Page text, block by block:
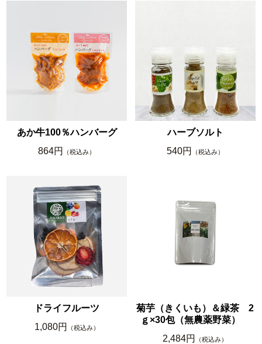
あか牛100％ハンバーグ
864円
（税込み）
ハーブソルト
540円
（税込み）
ドライフルーツ
1,080円
（税込み）
菊芋（きくいも）＆緑茶 2
ｇ×30包（無農薬野菜）
2,484円
（税込み）